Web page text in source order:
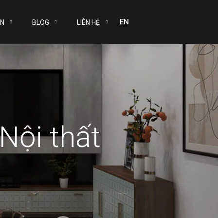
BLOG LIÊN HỆ EN
thất